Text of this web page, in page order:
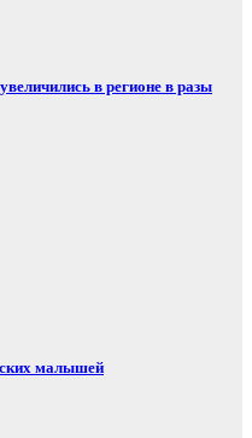
в регионе в разы
малышей